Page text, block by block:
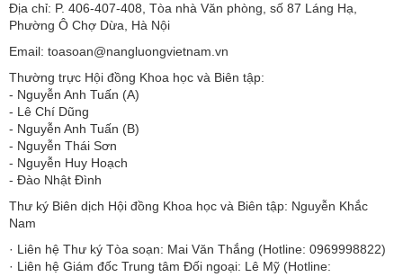
Địa chỉ: P. 406-407-408, Tòa nhà Văn phòng, số 87 Láng Hạ,
Phường Ô Chợ Dừa, Hà Nội
Email: toasoan@nangluongvietnam.vn
Thường trực Hội đồng Khoa học và Biên tập:
​​​​​​- Nguyễn Anh Tuấn (A)
- Lê Chí Dũng
- Nguyễn Anh Tuấn (B)
- Nguyễn Thái Sơn
- Nguyễn Huy Hoạch
- Đào Nhật Đình
Thư ký Biên dịch Hội đồng Khoa học và Biên tập: Nguyễn Khắc
Nam
· Liên hệ Thư ký Tòa soạn: Mai Văn Thắng (Hotline: 0969998822)
· Liên hệ Giám đốc Trung tâm Đối ngoại: Lê Mỹ (Hotline: